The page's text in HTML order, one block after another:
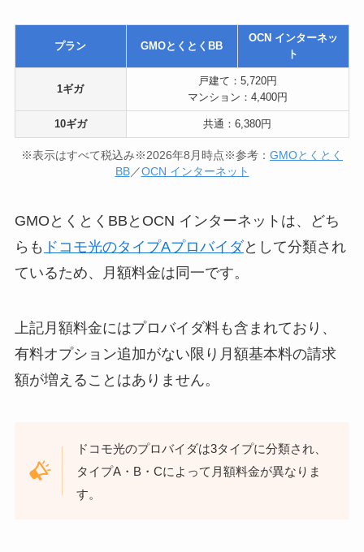
プラン GMOとくとくBB
OCN インターネッ
ト
1ギガ
戸建て：5,720円
マンション：4,400円
10ギガ 共通：6,380円
※表示はすべて税込み※2026年8月時点※参考： GMOとくとく
BB／OCN インターネット
GMOとくとくBBとOCN インターネットは、どち
らも ドコモ光のタイプAプロバイダとして分類され
ているため、月額料金は同一です。
上記月額料金にはプロバイダ料も含まれており、
有料オプション追加がない限り月額基本料の請求
額が増えることはありません。
ドコモ光のプロバイダは3タイプに分類され、
タイプA・B・Cによって月額料金が異なりま
す。